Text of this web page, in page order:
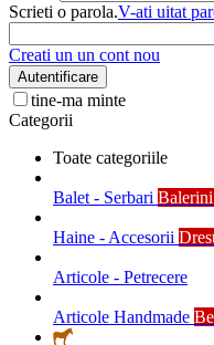
Scrieti o parola.V-ati uitat
Creati un un cont nou
Autentificare
tine-ma minte
Categorii
Toate categoriile
Balet - Serbari
Haine - Accesorii
Articole - Petrecere
Articole Handmade